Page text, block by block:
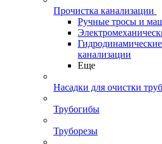
Прочистка канализации
Ручные тросы и
канализации
Еще
Насадки для очистки
Трубогибы
Труборезы